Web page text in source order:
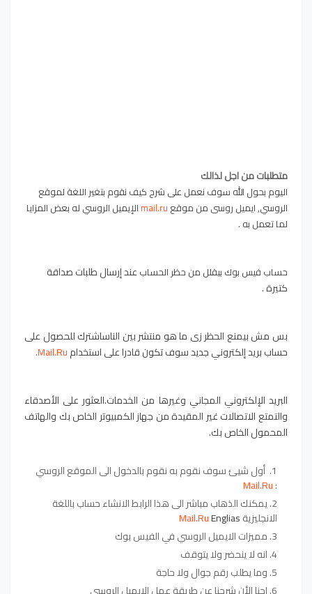
متطلبات من اجل لذالك
اليوم بحول الله سوف نعمل على شرح كيف نقوم بتغير اللغة لموقع
الروسي, ايميل روسى من موقع mail.ruالإيميل الروسي له بعض المزايا
لما تعمل به .
حساب فيس بوك بيقلل من حظر الحساب عند إرسال طلبات صداقة
كتيرة .
بس مش بيمنع الحظر زى ما هو منتشر بين الناساشترك للحصول على
حساب بريد إلكتروني جديدسوف تكون قادرا على استخدامMail.Ru
.
البريد الإلكتروني المجاني وغيرها من الخدمات.العثور على الأصدقاء
والتمتع الاتصالات غير المقيدة من جهاز الكمبيوتر الخاص بك والهاتف
المحمول الخاص بك.
أول شيئ سوف نقوم به نقوم بالدخول الى الموقع الروسي
:
Mail.Ru
يمكنك الذهاب مباشر الى هذا الرابط الانشاء حساب باللغة
الانجليزية
Mail.RuEnglias
مميزات الايميل الروسي في الفيس بوك
انه لا ينحضر ولا يتوقف
وما يطلب رقم جوال ولا حاجة
احنا الأن شرحنا عن طريقة عمل الايميل الروسي